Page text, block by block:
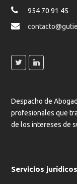
954 70 91 45
Despacho de
profesionales que
de los intereses de
Servicios jurídicos